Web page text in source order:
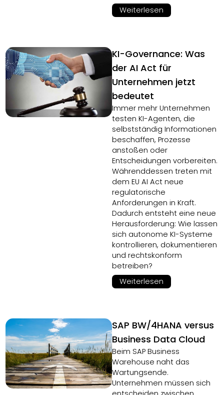
Weiterlesen
KI-Governance: Was
der AI Act für
Unternehmen jetzt
bedeutet
Immer mehr Unternehmen
testen KI-Agenten, die
selbstständig Informationen
beschaffen, Prozesse
anstoßen oder
Entscheidungen vorbereiten.
Währenddessen treten mit
dem EU AI Act neue
regulatorische
Anforderungen in Kraft.
Dadurch entsteht eine neue
Herausforderung: Wie lassen
sich autonome KI-Systeme
kontrollieren, dokumentieren
und rechtskonform
betreiben?
Weiterlesen
SAP BW/4HANA versus
Business Data Cloud
Beim SAP Business
Warehouse naht das
Wartungsende.
Unternehmen müssen sich